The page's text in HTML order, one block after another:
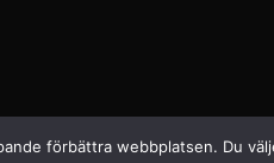
förbättra webbplatsen. Du